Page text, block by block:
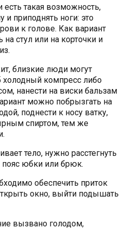
такая возможность,
и приподнять ноги: это
к голове. Как вариант
стул или на корточки и
близкие люди могут
холодный компресс либо
нанести на виски бальзам
можно побрызгать на
поднести к носу ватку,
спиртом, тем же
тело, нужно расстегнуть
пояс юбки или брюк.
обеспечить приток
окно, выйти подышать
вызвано голодом,